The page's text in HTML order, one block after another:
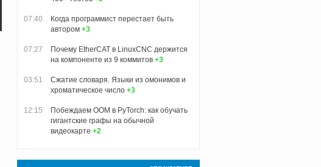
07:40
Когда программист перестает быть
автором +3
07:27
Почему EtherCAT в LinuxCNC держится
на компоненте из 9 коммитов +3
03:51
Сжатие словаря. Языки из омонимов и
хроматическое число +3
12:15
Побеждаем OOM в PyTorch: как обучать
гигантские графы на обычной
видеокарте +2